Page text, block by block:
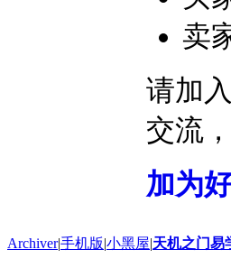
卖
请加
交流
加为
Archiver|手机版|小黑屋|天机之门易